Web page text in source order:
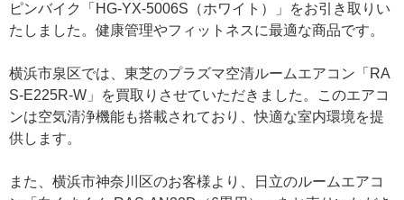
ピンバイク「HG-YX-5006S（ホワイト）」をお引き取りい
たしました。健康管理やフィットネスに最適な商品です。
横浜市泉区では、東芝のプラズマ空清ルームエアコン「RA
S-E225R-W」を買取りさせていただきました。このエアコ
ンは空気清浄機能も搭載されており、快適な室内環境を提
供します。
また、横浜市神奈川区のお客様より、日立のルームエアコ